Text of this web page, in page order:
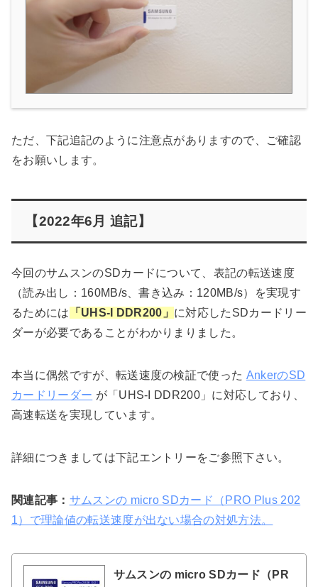
ただ、下記追記のように注意点がありますので、ご確認
をお願いします。
【2022年6月 追記】
今回のサムスンのSDカードについて、表記の転送速度
（読み出し：160MB/s、書き込み：120MB/s）を実現す
るためには 「UHS-I DDR200」 に対応したSDカードリー
ダーが必要であることがわかりまりました。
本当に偶然ですが、転送速度の検証で使った AnkerのSD
カードリーダー が「UHS-I DDR200」に対応しており、
高速転送を実現しています。
詳細につきましては下記エントリーをご参照下さい。
関連記事： サムスンの micro SDカード（PRO Plus 202
1）で理論値の転送速度が出ない場合の対処方法。
サムスンの micro SDカード（PR